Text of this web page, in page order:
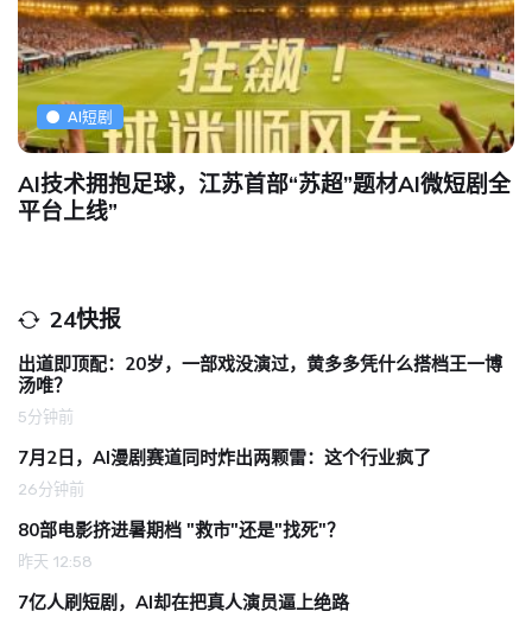
剧全
AI短剧
擅改热门网文拍短剧，上架3天就超千万播
法院：侵权，赔偿25万元
24快报
出道即顶配：20岁，一部戏没演过，黄多多凭什么搭档王一博
汤唯？
5分钟前
7月2日，AI漫剧赛道同时炸出两颗雷：这个行业疯了
26分钟前
80部电影挤进暑期档 "救市"还是"找死"？
昨天 12:58
7亿人刷短剧，AI却在把真人演员逼上绝路